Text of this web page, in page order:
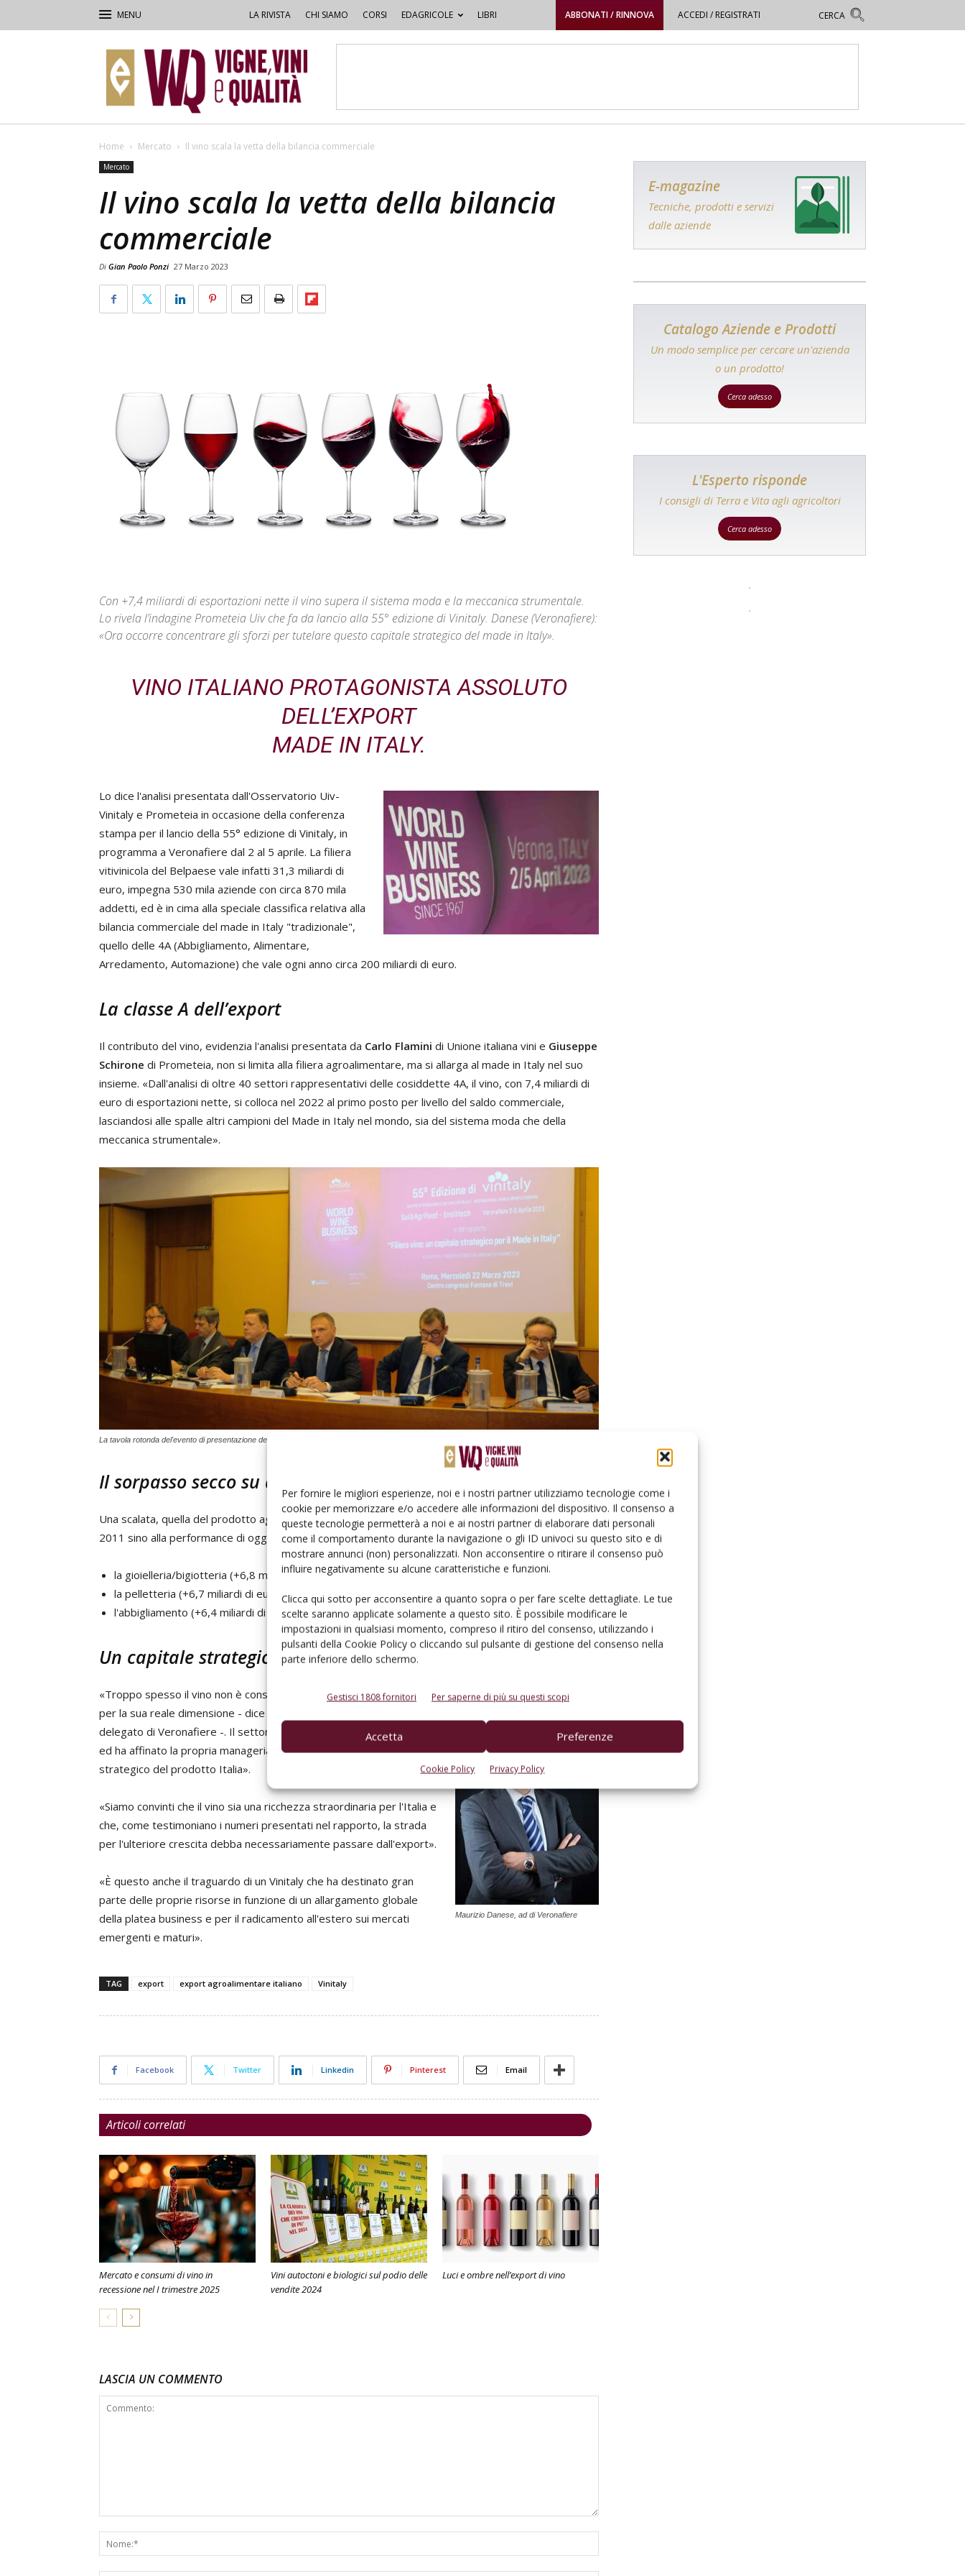
Per fornire le migliori esperienze, noi e i nostri partner utilizziamo tecnologie come i
cookie per memorizzare e/o accedere alle informazioni del dispositivo. Il consenso a
queste tecnologie permetterà a noi e ai nostri partner di elaborare dati personali
come il comportamento durante la navigazione o gli ID univoci su questo sito e di
mostrare annunci (non) personalizzati. Non acconsentire o ritirare il consenso può
influire negativamente su alcune caratteristiche e funzioni.
Clicca qui sotto per acconsentire a quanto sopra o per fare scelte dettagliate. Le tue
scelte saranno applicate solamente a questo sito. È possibile modificare le
impostazioni in qualsiasi momento, compreso il ritiro del consenso, utilizzando i
pulsanti della Cookie Policy o cliccando sul pulsante di gestione del consenso nella
parte inferiore dello schermo.
Gestisci 1808 fornitori Per saperne di più su questi scopi
Accetta Preferenze
Cookie Policy Privacy Policy
LA RIVISTA CHI SIAMO CORSI EDAGRICOLE LIBRI ABBONATI / RINNOVA ACCEDI / REGISTRATI
–
Vigne,
Vini
&
Home Mercato Il vino scala la vetta della bilancia commerciale
Mercato
Il vino scala la vetta della bilancia
commerciale
Di Gian Paolo Ponzi 27 Marzo 2023
Con +7,4 miliardi di esportazioni nette il vino supera il sistema moda e la meccanica strumentale.
Lo rivela l’indagine Prometeia Uiv che fa da lancio alla 55° edizione di Vinitaly. Danese (Veronafiere):
«Ora occorre concentrare gli sforzi per tutelare questo capitale strategico del made in Italy».
VINO ITALIANO PROTAGONISTA ASSOLUTO
DELL’EXPORT
MADE IN ITALY.
Lo dice l'analisi presentata dall'Osservatorio Uiv-
Vinitaly e Prometeia in occasione della conferenza
stampa per il lancio della 55° edizione di Vinitaly, in
programma a Veronafiere dal 2 al 5 aprile. La filiera
vitivinicola del Belpaese vale infatti 31,3 miliardi di
euro, impegna 530 mila aziende con circa 870 mila
addetti, ed è in cima alla speciale classifica relativa alla
bilancia commerciale del made in Italy "tradizionale",
quello delle 4A (Abbigliamento, Alimentare,
Arredamento, Automazione) che vale ogni anno circa 200 miliardi di euro.
La classe A dell’export
Il contributo del vino, evidenzia l'analisi presentata da Carlo Flamini di Unione italiana vini e Giuseppe
Schirone di Prometeia, non si limita alla filiera agroalimentare, ma si allarga al made in Italy nel suo
insieme. «Dall'analisi di oltre 40 settori rappresentativi delle cosiddette 4A, il vino, con 7,4 miliardi di
euro di esportazioni nette, si colloca nel 2022 al primo posto per livello del saldo commerciale,
lasciandosi alle spalle altri campioni del Made in Italy nel mondo, sia del sistema moda che della
meccanica strumentale».
La tavola rotonda del'evento di presentazione del Vinitaly
Il sorpasso secco su abbigliamento e accessori
Una scalata, quella del prodotto agricolo italiano più richiesto nel mondo, partita dal quarto posto del
2011 sino alla performance di oggi, con il sorpasso su altri comparti icona del lifestyle italiano come:
la gioielleria/bigiotteria (+6,8 miliardi di euro),
la pelletteria (+6,7 miliardi di euro);
l'abbigliamento (+6,4 miliardi di euro).
Un capitale strategico da preservare
Maurizio Danese, ad di Veronafiere
«Troppo spesso il vino non è considerato dalla comunità economica
per la sua reale dimensione - dice
delegato di Veronafiere -. Il settore, con le sue imprese, è cresciuto
ed ha affinato la propria managerialità fino a diventare un capitale
strategico del prodotto Italia».
«Siamo convinti che il vino sia una ricchezza straordinaria per l'Italia e
che, come testimoniano i numeri presentati nel rapporto, la strada
per l'ulteriore crescita debba necessariamente passare dall'export».
«È questo anche il traguardo di un Vinitaly che ha destinato gran
parte delle proprie risorse in funzione di un allargamento globale
della platea business e per il radicamento all'estero sui mercati
emergenti e maturi».
TAG export export agroalimentare italiano Vinitaly
Facebook Twitter Linkedin Pinterest Email
Articoli correlati
Mercato e consumi di vino in
recessione nel I trimestre 2025
Vini autoctoni e biologici sul podio delle
vendite 2024
Luci e ombre nell’export di vino
LASCIA UN COMMENTO
E-magazine
Tecniche, prodotti e servizi
dalle aziende
Catalogo Aziende e Prodotti
Un modo semplice per cercare un'azienda
o un prodotto!
Cerca adesso
L'Esperto risponde
I consigli di Terra e Vita agli agricoltori
Cerca adesso